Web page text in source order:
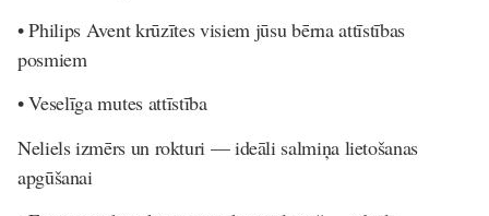
• Philips Avent krūzītes visiem jūsu bērna attīstības
posmiem
• Veselīga mutes attīstība
Neliels izmērs un rokturi — ideāli salmiņa lietošanas
apgūšanai